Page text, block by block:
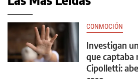
CONMOCIÓN
Investigan
que captaba
Cipolletti: